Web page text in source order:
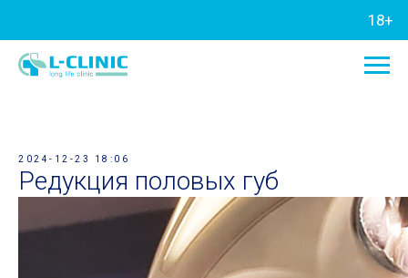
2024-12-23 18:06
Редукция половых губ